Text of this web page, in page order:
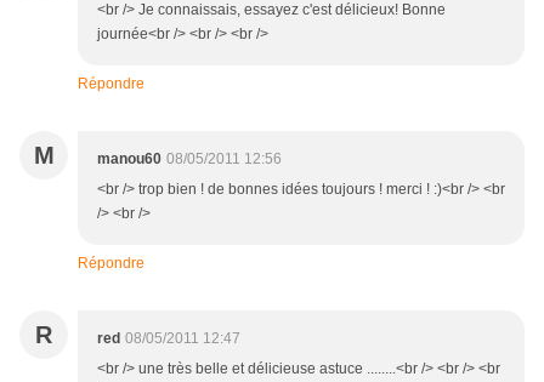
<br /> Je connaissais, essayez c'est délicieux! Bonne
journée<br /> <br /> <br />
Répondre
M manou60 08/05/2011 12:56
<br /> trop bien ! de bonnes idées toujours ! merci ! :)<br /> <br
/> <br />
Répondre
R red 08/05/2011 12:47
<br /> une très belle et délicieuse astuce ........<br /> <br /> <br